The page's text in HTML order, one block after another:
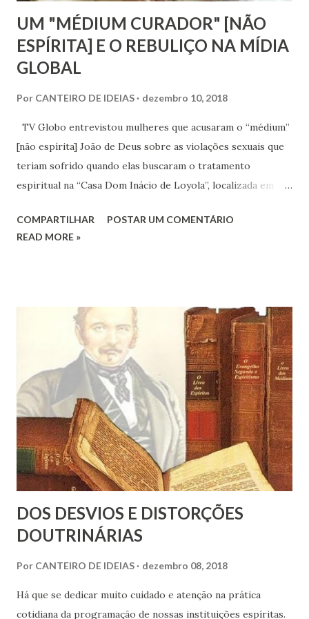
UM "MÉDIUM CURADOR" [NÃO
ESPÍRITA] E O REBULIÇO NA MÍDIA
GLOBAL
Por CANTEIRO DE IDEIAS dezembro 10, 2018
TV Globo entrevistou mulheres que acusaram o “médium”
[não espírita] João de Deus sobre as violações sexuais que
teriam sofrido quando elas buscaram o tratamento
espiritual na “Casa Dom Inácio de Loyola”, localizada em
pediram para não serem identificadas e da coreógrafa
holandesa Zahira Lieneke Mous, a única que aceitou
COMPARTILHAR
POSTAR UM COMENTÁRIO
READ MORE »
DOS DESVIOS E DISTORÇÕES
DOUTRINÁRIAS
Por CANTEIRO DE IDEIAS dezembro 08, 2018
Há que se dedicar muito cuidado e atenção na prática
cotidiana da programação de nossas instituições espíritas.